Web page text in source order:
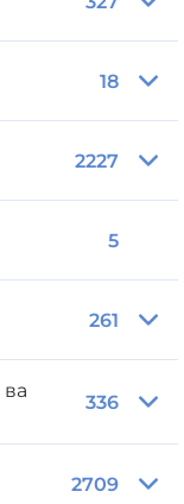
18
2227
5
261
336
2709